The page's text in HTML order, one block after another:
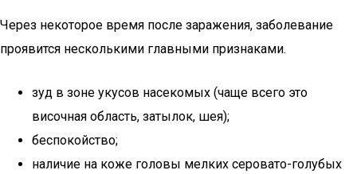
Через некоторое время после заражения, заболевание
проявится несколькими главными признаками.
зуд в зоне укусов насекомых (чаще всего это
височная область, затылок, шея);
беспокойство;
наличие на коже головы мелких серовато-голубых